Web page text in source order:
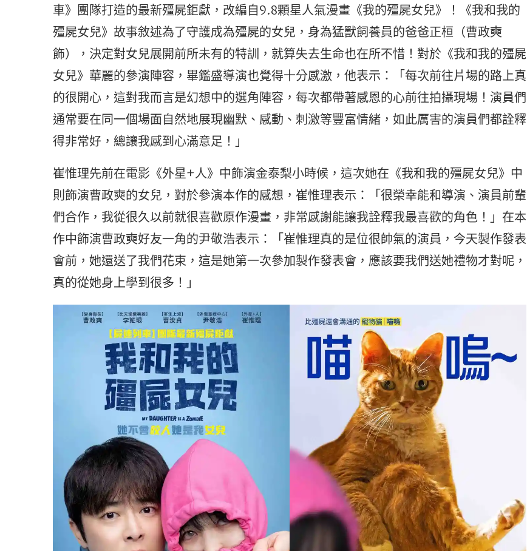
車》團隊打造的最新殭屍鉅獻，改編自9.8顆星人氣漫畫《我的殭屍女兒》！《我和我的
殭屍女兒》故事敘述為了守護成為殭屍的女兒，身為猛獸飼養員的爸爸正桓（曹政奭
飾），決定對女兒展開前所未有的特訓，就算失去生命也在所不惜！對於《我和我的殭屍
女兒》華麗的參演陣容，畢鑑盛導演也覺得十分感激，他表示：「每次前往片場的路上真
的很開心，這對我而言是幻想中的選角陣容，每次都帶著感恩的心前往拍攝現場！演員們
通常要在同一個場面自然地展現幽默、感動、刺激等豐富情緒，如此厲害的演員們都詮釋
得非常好，總讓我感到心滿意足！」
崔惟理先前在電影《外星+人》中飾演金泰梨小時候，這次她在《我和我的殭屍女兒》中
則飾演曹政奭的女兒，對於參演本作的感想，崔惟理表示：「很榮幸能和導演、演員前輩
們合作，我從很久以前就很喜歡原作漫畫，非常感謝能讓我詮釋我最喜歡的角色！」在本
作中飾演曹政奭好友一角的尹敬浩表示：「崔惟理真的是位很帥氣的演員，今天製作發表
會前，她還送了我們花束，這是她第一次參加製作發表會，應該要我們送她禮物才對呢，
真的從她身上學到很多！」